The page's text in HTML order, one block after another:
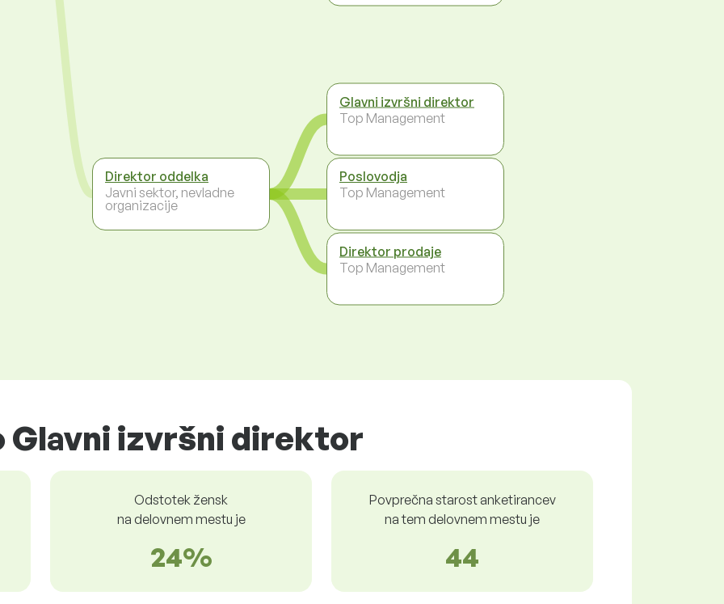
Direktor oddelka
Javni sektor, nevladne
organizacije
Glavni izvršni direktor
Top Management
Poslovodja
Top Management
Direktor prodaje
Top Management
Glavni izvršni direktor
Odstotek žensk
na delovnem mestu je
24%
Povprečna starost anketirancev
na tem delovnem mestu je
44